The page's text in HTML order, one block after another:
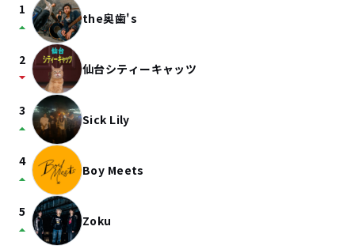
1
arrow_drop_up the奥歯's
2
arrow_drop_down 仙台シティーキャッツ
3
arrow_drop_up Sick Lily
4
arrow_drop_up Boy Meets
5
arrow_drop_up Zoku